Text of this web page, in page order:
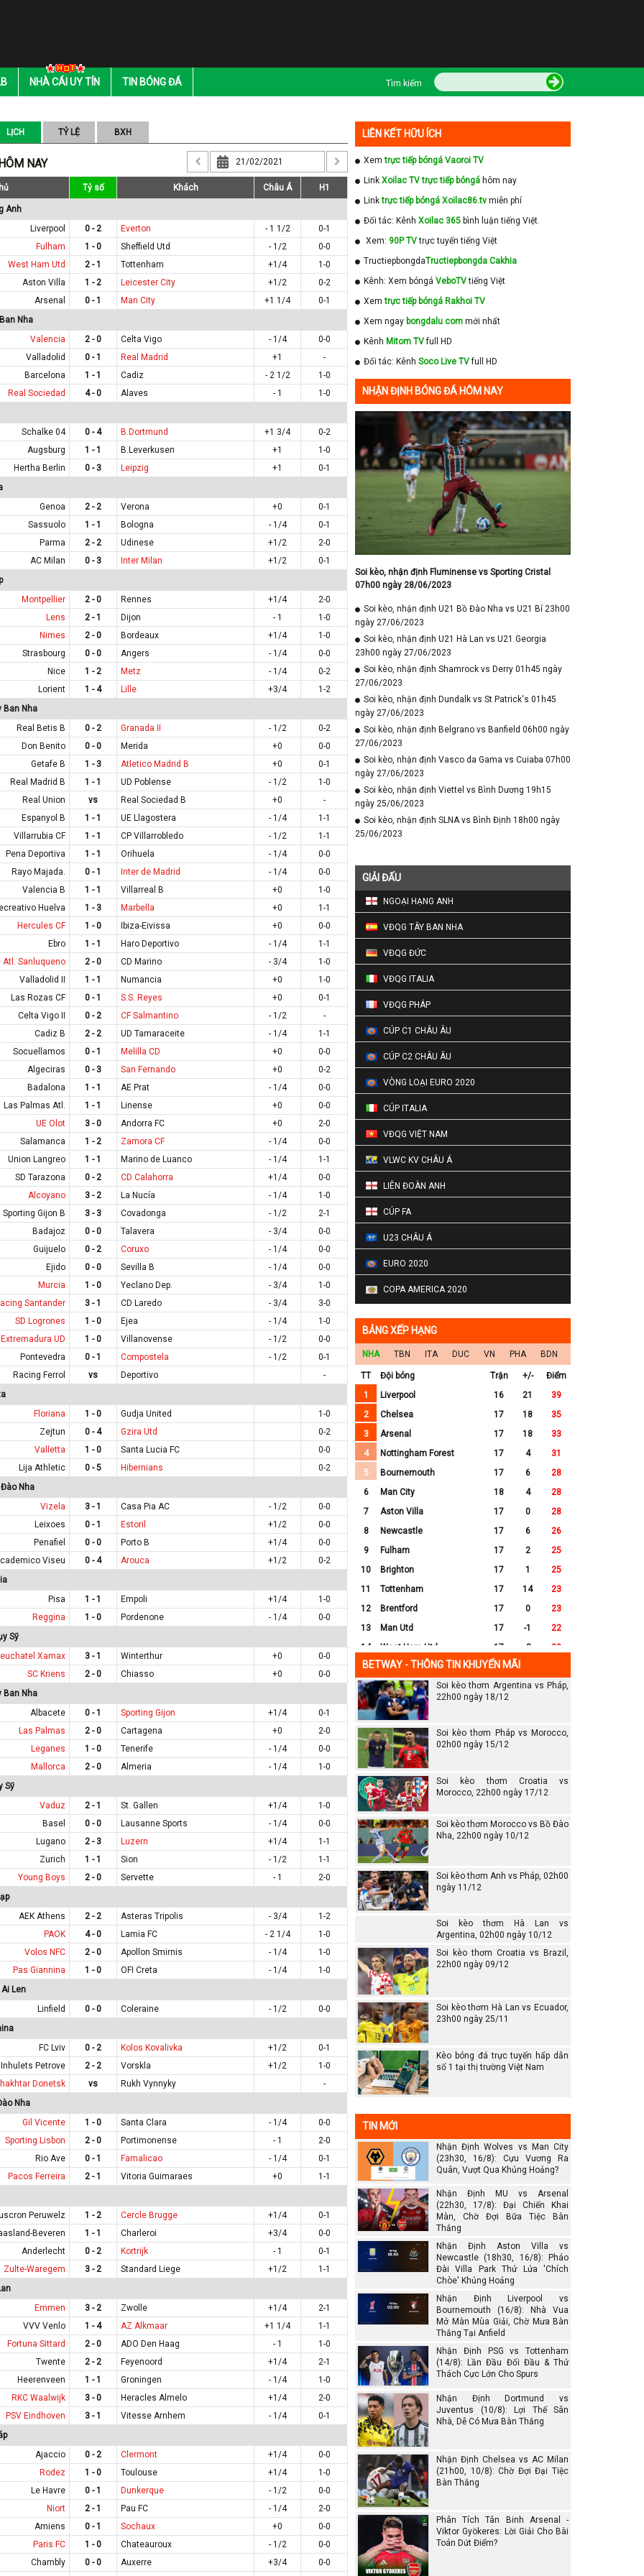
NHÀ CÁI UY TÍN TIN BÓNG ĐÁ Tìm kiếm
LỊCH TỶ LỆ BXH
NAY
Tỷ số Khách Châu Á H1
Anh
Liverpool 0 - 2 Everton - 1 1/2
0-1
Fulham 1 - 0 Sheffield Utd - 1/2
0-0
West Ham Utd 2 - 1 Tottenham +1/4
1-0
Aston Villa 1 - 2 Leicester City +1/2
0-2
Arsenal 0 - 1 Man City +1 1/4
0-1
Nha
Valencia 2 - 0 Celta Vigo - 1/4
0-0
Valladolid 0 - 1 Real Madrid +1
-
Barcelona 1 - 1 Cadiz - 2 1/2
1-0
Real Sociedad 4 - 0 Alaves - 1
1-0
Schalke 04 0 - 4 B.Dortmund +1 3/4
0-2
Augsburg 1 - 1 B.Leverkusen +1
1-0
Hertha Berlin 0 - 3 Leipzig +1
0-1
Genoa 2 - 2 Verona +0
0-1
Sassuolo 1 - 1 Bologna - 1/4
0-1
Parma 2 - 2 Udinese +1/2
2-0
AC Milan 0 - 3 Inter Milan +1/2
0-1
Montpellier 2 - 0 Rennes +1/4
2-0
Lens 2 - 1 Dijon - 1
1-0
Nimes 2 - 0 Bordeaux +1/4
1-0
Strasbourg 0 - 0 Angers - 1/4
0-0
Nice 1 - 2 Metz - 1/4
0-2
Lorient 1 - 4 Lille +3/4
1-2
Ban Nha
Real Betis B 0 - 2 Granada II - 1/2
0-2
Don Benito 0 - 0 Merida +0
0-0
Getafe B 1 - 3 Atletico Madrid B +0
0-1
Real Madrid B 1 - 1 UD Poblense - 1/2
1-0
Real Union vs Real Sociedad B +0
-
Espanyol B 1 - 1 UE Llagostera - 1/4
1-1
Villarrubia CF 1 - 1 CP Villarrobledo - 1/2
1-1
Pena Deportiva 1 - 1 Orihuela - 1/4
0-0
Rayo Majada. 0 - 1 Inter de Madrid - 1/4
0-0
Valencia B 1 - 1 Villarreal B +0
1-0
Huelva 1 - 3 Marbella +0
1-1
Hercules CF 1 - 0 Ibiza-Eivissa +0
0-0
Ebro 1 - 1 Haro Deportivo - 1/4
1-1
Atl. Sanluqueno 2 - 0 CD Marino - 3/4
1-0
Valladolid II 1 - 1 Numancia +0
1-0
Las Rozas CF 0 - 1 S.S. Reyes +0
0-1
Celta Vigo II 0 - 2 CF Salmantino - 1/2
-
Cadiz B 2 - 2 UD Tamaraceite - 1/4
1-1
Socuellamos 0 - 1 Melilla CD +0
0-0
Algeciras 0 - 3 San Fernando +0
0-2
Badalona 1 - 1 AE Prat - 1/4
0-0
Las Palmas Atl. 1 - 1 Linense +0
0-0
UE Olot 3 - 0 Andorra FC +0
2-0
Salamanca 1 - 2 Zamora CF - 1/4
0-0
Union Langreo 1 - 1 Marino de Luanco - 1/4
1-1
SD Tarazona 0 - 2 CD Calahorra +1/4
0-0
Alcoyano 3 - 2 La Nucía - 1/4
1-0
Sporting Gijon B 3 - 3 Covadonga - 1/2
2-1
Badajoz 0 - 0 Talavera - 3/4
0-0
Guijuelo 0 - 2 Coruxo - 1/4
0-0
Ejido 0 - 0 Sevilla B - 1/4
0-0
Murcia 1 - 0 Yeclano Dep. - 3/4
1-0
Santander 3 - 1 CD Laredo - 3/4
3-0
SD Logrones 1 - 0 Ejea - 1/4
1-0
Extremadura UD 1 - 0 Villanovense - 1/2
0-0
Pontevedra 0 - 1 Compostela - 1/2
0-1
Racing Ferrol vs Deportivo
-
Floriana 1 - 0 Gudja United
1-0
Zejtun 0 - 4 Gzira Utd
0-2
Valletta 1 - 0 Santa Lucia FC
0-0
Lija Athletic 0 - 5 Hibernians
0-2
Nha
Vizela 3 - 1 Casa Pia AC - 1/2
0-0
Leixoes 0 - 1 Estoril +1/2
0-0
Penafiel 0 - 0 Porto B +1/4
0-0
Viseu 0 - 4 Arouca +1/2
0-2
Pisa 1 - 1 Empoli +1/4
1-0
Reggina 1 - 0 Pordenone - 1/4
0-0
Sỹ
Xamax 3 - 1 Winterthur +0
0-0
SC Kriens 2 - 0 Chiasso +0
0-0
Ban Nha
Albacete 0 - 1 Sporting Gijon +1/4
0-1
Las Palmas 2 - 0 Cartagena +0
2-0
Leganes 1 - 0 Tenerife - 1/4
0-0
Mallorca 2 - 0 Almeria - 1/4
1-0
Sỹ
Vaduz 2 - 1 St. Gallen +1/4
1-0
Basel 0 - 0 Lausanne Sports - 1/4
0-0
Lugano 2 - 3 Luzern +1/4
1-1
Zurich 1 - 1 Sion - 1/2
1-1
Young Boys 2 - 0 Servette - 1
2-0
AEK Athens 2 - 2 Asteras Tripolis - 3/4
1-2
PAOK 4 - 0 Lamia FC - 2 1/4
1-0
Volos NFC 2 - 0 Apollon Smirnis - 1/4
1-0
Pas Giannina 1 - 0 OFI Creta - 1/4
1-0
Len
Linfield 0 - 0 Coleraine - 1/2
0-0
FC Lviv 0 - 2 Kolos Kovalivka +1/2
0-1
Inhulets Petrove 2 - 2 Vorskla +1/2
1-0
Donetsk vs Rukh Vynnyky
-
Nha
Gil Vicente 1 - 0 Santa Clara - 1/4
0-0
Sporting Lisbon 2 - 0 Portimonense - 1
2-0
Rio Ave 0 - 1 Famalicao - 1/4
0-1
Pacos Ferreira 2 - 1 Vitoria Guimaraes +0
1-1
Peruwelz 1 - 2 Cercle Brugge +1/4
0-1
Beveren 1 - 1 Charleroi +3/4
0-0
Anderlecht 0 - 2 Kortrijk - 1
0-1
Zulte-Waregem 3 - 2 Standard Liege +1/2
1-1
Emmen 3 - 2 Zwolle +1/4
2-1
VVV Venlo 1 - 4 AZ Alkmaar +1 1/4
1-1
Fortuna Sittard 2 - 0 ADO Den Haag - 1
1-0
Twente 2 - 2 Feyenoord +1/4
2-1
Heerenveen 1 - 1 Groningen - 1/4
1-0
RKC Waalwijk 3 - 0 Heracles Almelo +1/4
2-0
PSV Eindhoven 3 - 1 Vitesse Arnhem - 1/4
0-1
Ajaccio 0 - 2 Clermont +1/4
0-0
Rodez 1 - 0 Toulouse +1/4
1-0
Le Havre 0 - 1 Dunkerque - 1/2
0-0
Niort 2 - 1 Pau FC - 1/4
2-0
Amiens 0 - 1 Sochaux +0
0-0
Paris FC 1 - 0 Chateauroux - 1/2
0-0
Chambly 0 - 0 Auxerre +3/4
0-0
LIÊN KẾT HỮU ÍCH
Xemtrực tiếp bóngá Vaoroi TV
Link Xoilac TV trực tiếp bóngá hôm nay
Linktrực tiếp bóngá Xoilac86.tv miễn phí
Đối tác: Kênh Xoilac 365 bình luận tiếng Việt.
Xem: 90P TVtrực tuyến tiếng Việt
TructiepbongdaTructiepbongda Cakhia
Kênh: Xem bóngá VeboTVtiếng Việt
Xemtrực tiếp bóngá Rakhoi TV
Xem ngay bongdalu com mới nhất
Kênh Mitom TVfull HD
Đối tác: Kênh Soco Live TVfull HD
NHẬN ĐỊNH BÓNG ĐÁ HÔM NAY
Soi kèo, nhận định Fluminense vs Sporting Cristal
07h00 ngày 28/06/2023
Soi kèo, nhận định U21 Bồ Đào Nha vs U21 Bỉ 23h00
ngày 27/06/2023
Soi kèo, nhận định U21 Hà Lan vs U21 Georgia
23h00 ngày 27/06/2023
Soi kèo, nhận định Shamrock vs Derry 01h45 ngày
27/06/2023
Soi kèo, nhận định Dundalk vs St Patrick's 01h45
ngày 27/06/2023
Soi kèo, nhận định Belgrano vs Banfield 06h00 ngày
27/06/2023
Soi kèo, nhận định Vasco da Gama vs Cuiaba 07h00
ngày 27/06/2023
Soi kèo, nhận định Viettel vs Bình Dương 19h15
ngày 25/06/2023
Soi kèo, nhận định SLNA vs Bình Định 18h00 ngày
25/06/2023
GIẢI ĐẤU
NGOẠI HẠNG ANH
VĐQG TÂY BAN NHA
VĐQG ĐỨC
VĐQG ITALIA
VĐQG PHÁP
CÚP C1 CHÂU ÂU
CÚP C2 CHÂU ÂU
VÒNG LOẠI EURO 2020
CÚP ITALIA
VĐQG VIỆT NAM
VLWC KV CHÂU Á
LIÊN ĐOÀN ANH
CÚP FA
U23 CHÂU Á
EURO 2020
COPA AMERICA 2020
BẢNG XẾP HẠNG
NHA TBN ITA DUC VN PHA BDN
TT Đội bóng Trận +/-
Điểm
1
Liverpool 16 21
39
2
Chelsea 17 18
35
3
Arsenal 17 18
33
4
Nottingham Forest 17 4
31
5
Bournemouth 17 6
28
6
Man City 18 4
28
7
Aston Villa 17 0
28
8
Newcastle 17 6
26
9
Fulham 17 2
25
10
Brighton 17 1
25
11
Tottenham 17 14
23
12
Brentford 17 0
23
13
Man Utd 17 -1
22
14
West Ham Utd 17 -8
20
15
Everton 17
16
Crystal Palace 17 -8
16
17
Leicester City
18
Ipswich
19
Wolves 17
20
Southampton
BETWAY - THÔNG TIN KHUYẾN MÃI
Soi kèo thơm Argentina vs Pháp,
22h00 ngày 18/12
Soi kèo thơm Pháp vs Morocco,
02h00 ngày 15/12
Soi kèo thơm Croatia vs
Morocco, 22h00 ngày 17/12
Soi kèo thơm Morocco vs Bồ Đào
Nha, 22h00 ngày 10/12
Soi kèo thơm Anh vs Pháp, 02h00
ngày 11/12
Soi kèo thơm Hà Lan vs
Argentina, 02h00 ngày 10/12
Soi kèo thơm Croatia vs Brazil,
22h00 ngày 09/12
Soi kèo thơm Hà Lan vs Ecuador,
23h00 ngày 25/11
Kèo bóng đá trực tuyến hấp dẫn
số 1 tại thị trường Việt Nam
TIN MỚI
Nhận Định Wolves vs Man City
(23h30, 16/8): Cựu Vương Ra
Quân, Vượt Qua Khủng Hoảng?
Nhận Định MU vs Arsenal
(22h30, 17/8): Đại Chiến Khai
Màn, Chờ Đợi Bữa Tiệc Bàn
Thắng
Nhận Định Aston Villa vs
Newcastle (18h30, 16/8): Pháo
Đài Villa Park Thử Lửa 'Chích
Chòe' Khủng Hoảng
Nhận Định Liverpool vs
Bournemouth (16/8): Nhà Vua
Mở Màn Mùa Giải, Chờ Mưa Bàn
Thắng Tại Anfield
Nhận Định PSG vs Tottenham
(14/8): Lần Đầu Đối Đầu & Thử
Thách Cực Lớn Cho Spurs
Nhận Định Dortmund vs
Juventus (10/8): Lợi Thế Sân
Nhà, Dễ Có Mưa Bàn Thắng
Nhận Định Chelsea vs AC Milan
(21h00, 10/8): Chờ Đợi Đại Tiệc
Bàn Thắng
Phân Tích Tân Binh Arsenal -
Viktor Gyökeres: Lời Giải Cho Bài
Toán Dứt Điểm?